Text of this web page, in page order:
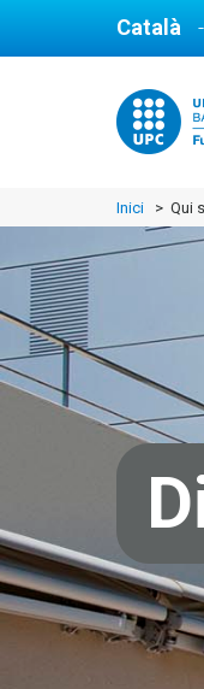
Català -
Inici > Qui